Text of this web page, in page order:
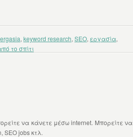
ergasia, keyword research, SEO, εργασία,
το σπίτι
να κάνετε μέσω internet. Μπορείτε να
jobs κτλ.